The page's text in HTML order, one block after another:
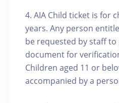
4. AIA Child ticket is for
years. Any person
be requested by staff to
document for
Children aged 11 or
accompanied by a